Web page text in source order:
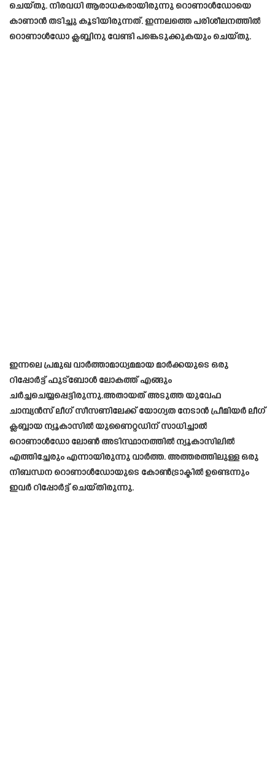
ചെയ്തു. നിരവധി ആരാധകരായിരുന്നു റൊണാൾഡോയെ
കാണാൻ തടിച്ചു കൂടിയിരുന്നത്. ഇന്നലത്തെ പരിശീലനത്തിൽ
റൊണാൾഡോ ക്ലബ്ബിനു വേണ്ടി പങ്കെടുക്കുകയും ചെയ്തു.
ഇന്നലെ പ്രമുഖ വാർത്താമാധ്യമമായ മാർക്കയുടെ ഒരു
റിപ്പോർട്ട് ഫുട്ബോൾ ലോകത്ത് എങ്ങും
ചർച്ചചെയ്യപ്പെട്ടിരുന്നു.അതായത് അടുത്ത യുവേഫ
ചാമ്പ്യൻസ് ലീഗ് സീസണിലേക്ക് യോഗ്യത നേടാൻ പ്രീമിയർ ലീഗ്
ക്ലബ്ബായ ന്യൂകാസിൽ യുണൈറ്റഡിന് സാധിച്ചാൽ
റൊണാൾഡോ ലോൺ അടിസ്ഥാനത്തിൽ ന്യൂകാസിലിൽ
എത്തിച്ചേരും എന്നായിരുന്നു വാർത്ത. അത്തരത്തിലുള്ള ഒരു
നിബന്ധന റൊണാൾഡോയുടെ കോൺട്രാക്ടിൽ ഉണ്ടെന്നും
ഇവർ റിപ്പോർട്ട് ചെയ്തിരുന്നു.